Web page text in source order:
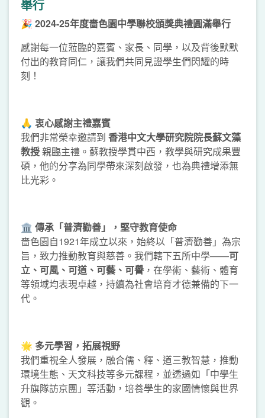
舉行
🎉 2024-25年度嗇色園中學聯校頒獎典禮圓滿舉行
感謝每一位蒞臨的嘉賓、家長、同學，以及背後默默
付出的教育同仁，讓我們共同見證學生們閃耀的時
刻！
🙏 衷心感謝主禮嘉賓
我們非常榮幸邀請到 香港中文大學研究院院長蘇文藻
教授親臨主禮。蘇教授學貫中西，教學與研究成果豐
碩，他的分享為同學帶來深刻啟發，也為典禮增添無
比光彩。
🏛️ 傳承「普濟勸善」，堅守教育使命
嗇色園自1921年成立以來，始終以「普濟勸善」為宗
旨，致力推動教育與慈善。我們轄下五所中學——可
立、可風、可道、可藝、可譽，在學術、藝術、體育
等領域均表現卓越，持續為社會培育才德兼備的下一
代。
🌟 多元學習，拓展視野
我們重視全人發展，融合儒、釋、道三教智慧，推動
環境生態、天文科技等多元課程，並透過如「中學生
升旗隊訪京團」等活動，培養學生的家國情懷與世界
觀。